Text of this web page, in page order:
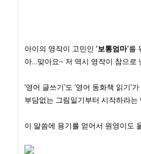
​아이의 영작이 고민인 '보통엄마'를
아...맞아요~ 저 역시 영작이 참으로
'영어 글쓰기'도 '영어 동화책 읽기'
부담없는 그림일기부터 시작하라
이 말씀에 용기를 얻어서 원영이도